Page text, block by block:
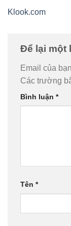
Klook.com
Để lại một
Email của
Các trường
Bình luận *
Tên *